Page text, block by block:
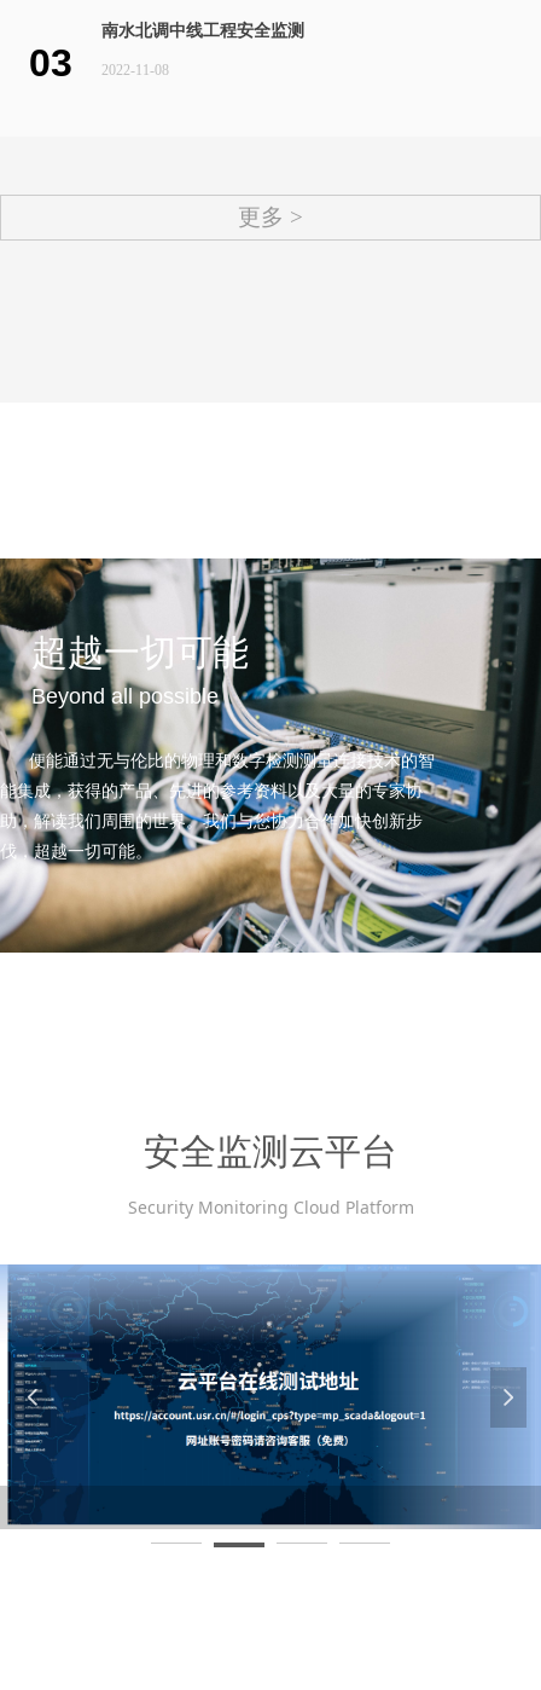
超越一切可能
Beyond all possible
便能通过无与伦比的物理和数字检测测量连接技术的智
能集成，获得的产品、先进的参考资料以及大量的专家协
助，解读我们周围的世界。我们与您协力合作加快创新步
伐，超越一切可能。
넳 넲
安全监测云平台
Security Monitoring Cloud Platform
更多 >
03
南水北调中线工程安全监测
2022-11-08